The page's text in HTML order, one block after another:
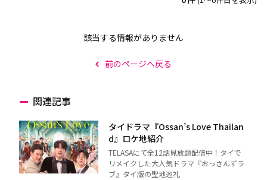
該当する情報がありません
前のページへ戻る
関連記事
タイドラマ『Ossan’s Love Thailan
d』ロケ地紹介
TELASAにて全12話見放題配信中！タイで
リメイクした大人気ドラマ『おっさんずラ
ブ』タイ版の聖地巡礼